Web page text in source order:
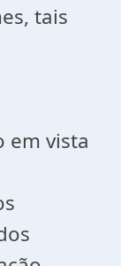
tais
em vista